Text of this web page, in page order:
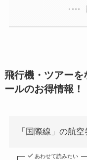
飛行機・ツアー
ールのお得情報！
「国際線」の航
あわせて読みたい